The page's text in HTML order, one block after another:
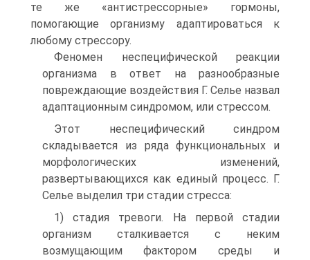
те же «антистрессорные» гормоны,
помогающие организму адаптироваться к
любому стрессору.
Феномен неспецифической реакции
организма в ответ на разнообразные
повреждающие воздействия Г. Селье назвал
адаптационным синдромом, или стрессом.
Этот неспецифический синдром
складывается из ряда функциональных и
морфологических изменений,
развертывающихся как единый процесс. Г.
Селье выделил три стадии стресса:
1) стадия тревоги. На первой стадии
организм сталкивается с неким
возмущающим фактором среды и